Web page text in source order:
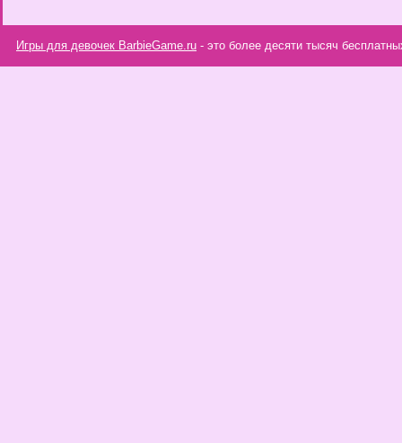
Игры для девочек BarbieGame.ru - это более десяти тысяч